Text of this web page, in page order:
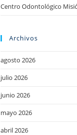
Centro Odontológico
Archivos
agosto 2026
julio 2026
junio 2026
mayo 2026
abril 2026